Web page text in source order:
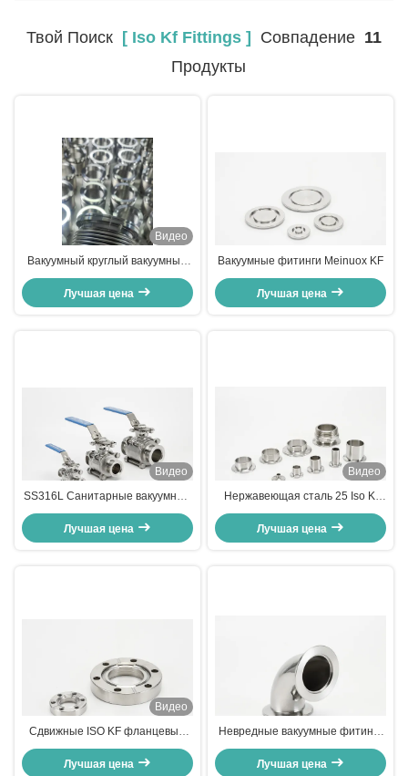
Твой Поиск [ Iso Kf Fittings ] Совпадение 11
Продукты
Видео
Вакуумный круглый вакуумные
фитинги из нержавеющей стали
ISO KF электрополированные
для идеального соединения
Лучшая цена
Вакуумные фитинги Meinuox KF
Лучшая цена
Видео
SS316L Санитарные вакуумные
фитинги ISO, 3PC шаровой
клапан из нержавеющей стали
Лучшая цена
Видео
Нержавеющая сталь 25 Iso Kf
Вакуумные фитинги зажимы
сварные вакуумные фланцевые
соединения
Лучшая цена
Видео
Сдвижные ISO KF фланцевые
фитинги, нержавеющая сталь с
высоким вакуумным вакуумным
Лучшая цена
Невредные вакуумные фитинги
Kf 25
Лучшая цена